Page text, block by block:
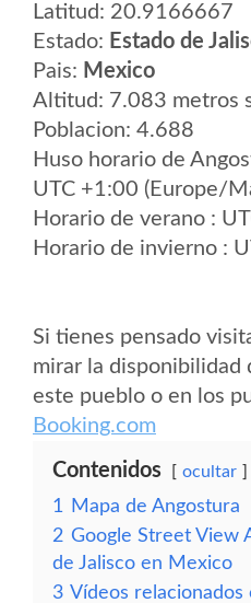
Latitud: 20.9166667
Estado: Estado de
Pais: Mexico
Altitud: 7.083 metros
Poblacion: 4.688
Huso horario de
UTC +1:00 (Europe/
Horario de verano :
Horario de invierno :
Si tienes pensado
mirar la disponibilidad
este pueblo o en los
Booking.com
Contenidos ocultar
1
Mapa de Angostura
2 Google Street View
de Jalisco en Mexico
3 Vídeos relacionados